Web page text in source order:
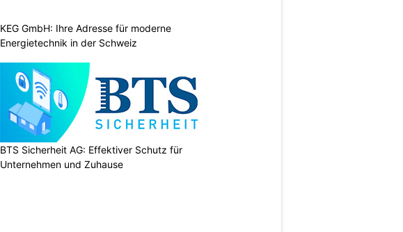
KEG GmbH: Ihre Adresse für moderne
Energietechnik in der Schweiz
BTS Sicherheit AG: Effektiver Schutz für
Unternehmen und Zuhause